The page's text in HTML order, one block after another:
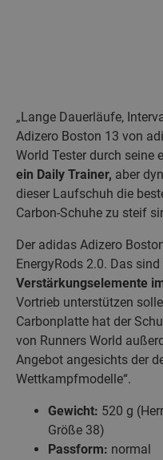
„Lange Dauerläufe,
Adizero Boston 13 von
World Tester durch seine
ein Daily Trainer, aber
dieser Laufschuh die
Carbon-Schuhe zu steif
Der adidas Adizero
EnergyRods 2.0. Das
Verstärkungselemente
Vortrieb unterstützen
Carbonplatte hat der
von Runners World
Angebot angesichts der
Wettkampfmodelle“.
Gewicht: 520 g
Größe 38)
Passform: normal